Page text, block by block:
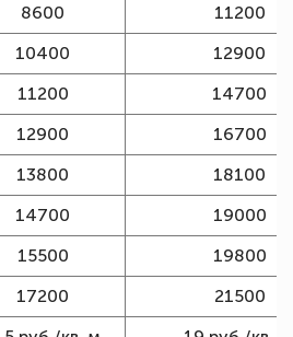
8600
11200
10400
12900
11200
14700
12900
16700
13800
18100
14700
19000
15500
19800
17200
21500